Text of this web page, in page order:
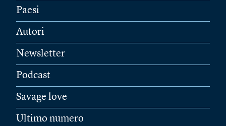
Paesi
Autori
Newsletter
Podcast
Savage love
Ultimo numero